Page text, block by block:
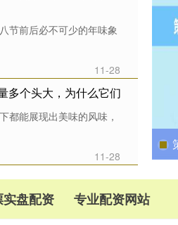
节前后必不可少的年味象
11-28
多个头大，为什么它们
都能展现出美味的风味，
11-28
实盘配资 专业配资网站